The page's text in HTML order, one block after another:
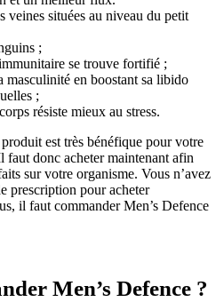
veines situées au niveau du petit
;
se trouve fortifié ;
masculinité en boostant sa libido
;
résiste mieux au stress.
est très bénéfique pour votre
faut donc acheter maintenant afin
sur votre organisme. Vous n’avez
prescription pour acheter
il faut commander Men’s Defence
Men’s Defence ?